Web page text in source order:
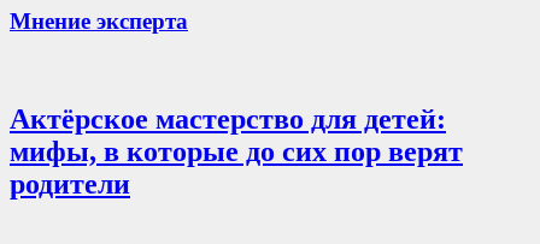
Мнение эксперта
Актёрское мастерство для детей:
мифы, в которые до сих пор верят
родители